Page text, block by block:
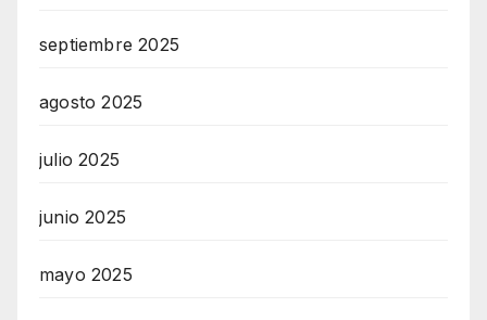
septiembre 2025
agosto 2025
julio 2025
junio 2025
mayo 2025